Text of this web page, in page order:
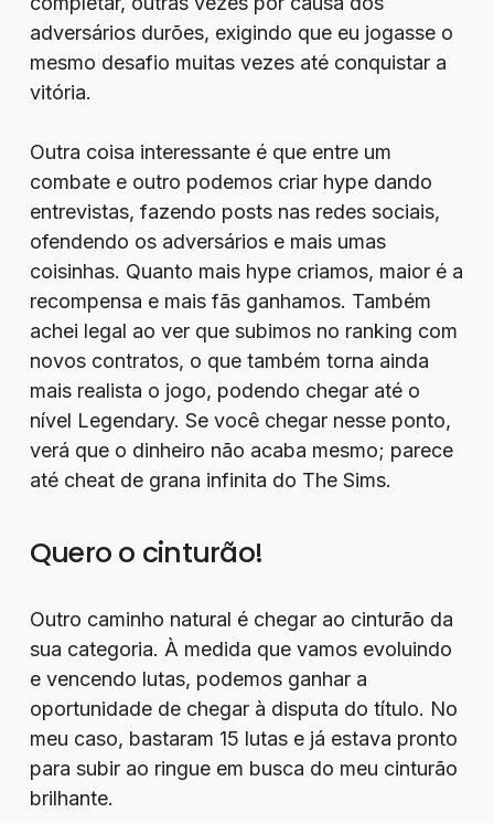
adversários durões, exigindo que eu jogasse o
mesmo desafio muitas vezes até conquistar a
vitória.
Outra coisa interessante é que entre um
combate e outro podemos criar hype dando
entrevistas, fazendo posts nas redes sociais,
ofendendo os adversários e mais umas
coisinhas. Quanto mais hype criamos, maior é a
recompensa e mais fãs ganhamos. Também
achei legal ao ver que subimos no ranking com
novos contratos, o que também torna ainda
mais realista o jogo, podendo chegar até o
nível Legendary. Se você chegar nesse ponto,
verá que o dinheiro não acaba mesmo; parece
até cheat de grana infinita do The Sims.
Quero o cinturão!
Outro caminho natural é chegar ao cinturão da
sua categoria. À medida que vamos evoluindo
e vencendo lutas, podemos ganhar a
oportunidade de chegar à disputa do título. No
meu caso, bastaram 15 lutas e já estava pronto
para subir ao ringue em busca do meu cinturão
brilhante.